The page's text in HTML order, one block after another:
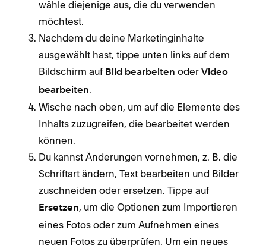
wähle diejenige aus, die du verwenden
möchtest.
Nachdem du deine Marketinginhalte
ausgewählt hast, tippe unten links auf dem
Bildschirm auf Bild bearbeiten oder Video
bearbeiten.
Wische nach oben, um auf die Elemente des
Inhalts zuzugreifen, die bearbeitet werden
können.
Du kannst Änderungen vornehmen, z. B. die
Schriftart ändern, Text bearbeiten und Bilder
zuschneiden oder ersetzen. Tippe auf
Ersetzen, um die Optionen zum Importieren
eines Fotos oder zum Aufnehmen eines
neuen Fotos zu überprüfen. Um ein neues